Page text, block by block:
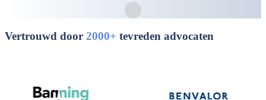
Vertrouwd door 2000+ tevreden advocaten